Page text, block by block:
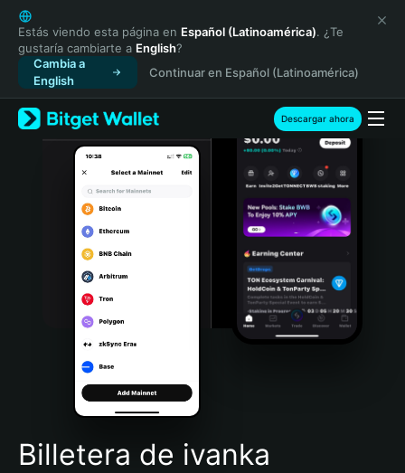
English
日本語
Tiếng Việt
Русский
Español (Latinoamérica)
Türkçe
Italiano
Português (Portugal)
Bahasa Indonesia
Português (Brasil)
Español (Argentina)
Estás viendo esta página en Español (Latinoamérica). ¿Te
gustaría cambiarte a English?
Cambia a
English
Continuar en Español (Latinoamérica)
Descargar ahora
Billetera de ivanka